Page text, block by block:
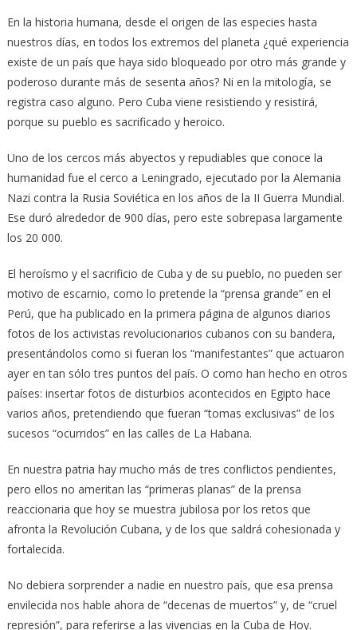
En la historia humana, desde el origen de las especies hasta
nuestros días, en todos los extremos del planeta ¿qué experiencia
existe de un país que haya sido bloqueado por otro más grande y
poderoso durante más de sesenta años? Ni en la mitología, se
registra caso alguno. Pero Cuba viene resistiendo y resistirá,
porque su pueblo es sacrificado y heroico.
Uno de los cercos más abyectos y repudiables que conoce la
humanidad fue el cerco a Leningrado, ejecutado por la Alemania
Nazi contra la Rusia Soviética en los años de la II Guerra Mundial.
Ese duró alrededor de 900 días, pero este sobrepasa largamente
los 20 000.
El heroísmo y el sacrificio de Cuba y de su pueblo, no pueden ser
motivo de escarnio, como lo pretende la “prensa grande” en el
Perú, que ha publicado en la primera página de algunos diarios
fotos de los activistas revolucionarios cubanos con su bandera,
presentándolos como si fueran los “manifestantes” que actuaron
ayer en tan sólo tres puntos del país. O como han hecho en otros
países: insertar fotos de disturbios acontecidos en Egipto hace
varios años, pretendiendo que fueran “tomas exclusivas” de los
sucesos “ocurridos” en las calles de La Habana.
En nuestra patria hay mucho más de tres conflictos pendientes,
pero ellos no ameritan las “primeras planas” de la prensa
reaccionaria que hoy se muestra jubilosa por los retos que
afronta la Revolución Cubana, y de los que saldrá cohesionada y
fortalecida.
No debiera sorprender a nadie en nuestro país, que esa prensa
envilecida nos hable ahora de “decenas de muertos” y, de “cruel
represión”, para referirse a las vivencias en la Cuba de Hoy.